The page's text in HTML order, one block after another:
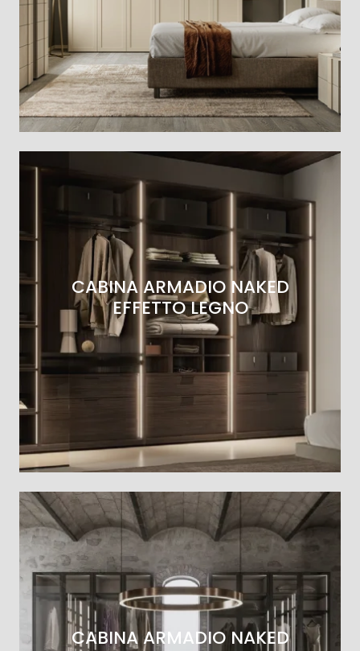
CABINA ARMADIO NAKED
EFFETTO LEGNO
CABINA ARMADIO NAKED